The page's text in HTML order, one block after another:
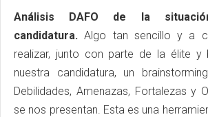
Análisis DAFO de la
candidatura.Algo tan sencillo y a
realizar, junto con parte de la élite y
nuestra candidatura, un
Debilidades, Amenazas, Fortalezas y
se nos presentan. Esta es una